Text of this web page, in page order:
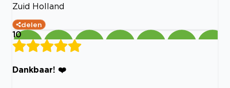
Zuid Holland
delen
10
Dankbaar! ❤️